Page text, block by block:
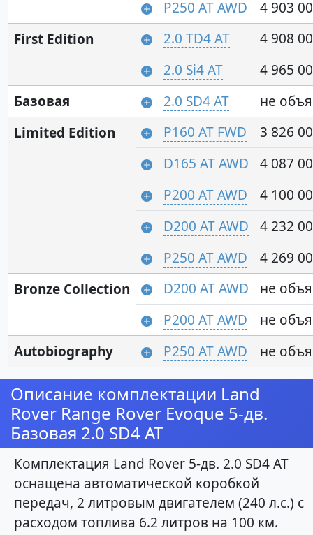
P250 AT AWD
4 903
First Edition
2.0 TD4 AT
4 908
2.0 Si4 AT
4 965
Базовая
2.0 SD4 AT
не
Limited Edition
P160 AT FWD
3 826
D165 AT AWD
4 087
P200 AT AWD
4 100
D200 AT AWD
4 232
P250 AT AWD
4 269
Bronze Collection
D200 AT AWD
не
P200 AT AWD
не
Autobiography
P250 AT AWD не
Описание комплектации Land
Rover Range Rover Evoque 5-дв.
Базовая 2.0 SD4 AT
Комплектация Land Rover 5-дв. 2.0 SD4 AT
оснащена автоматической коробкой
передач, 2 литровым двигателем (240 л.с.) с
расходом топлива 6.2 литров на 100 км.